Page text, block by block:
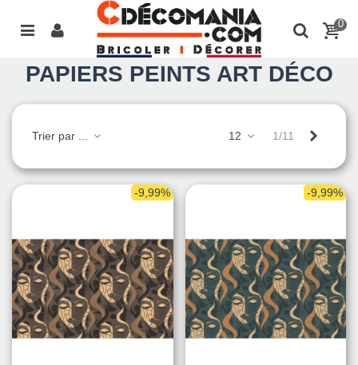
0
PAPIERS PEINTS ART DÉCO
Trier par ... 12 1/11
-9,99% -9,99%